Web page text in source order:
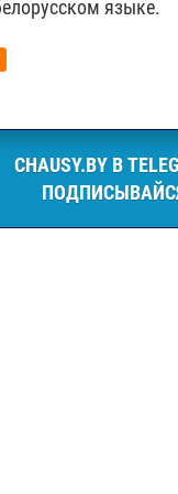
языке.
CHAUSY.BY В